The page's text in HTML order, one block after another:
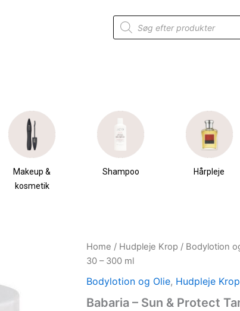
Products
search
Makeup &
kosmetik
Shampoo Hårpleje
Home / Hudpleje Krop / Bodylotion
30 – 300 ml
Bodylotion og Olie, Hudpleje Krop
Babaria – Sun & Protect
Original
price
was:
is: